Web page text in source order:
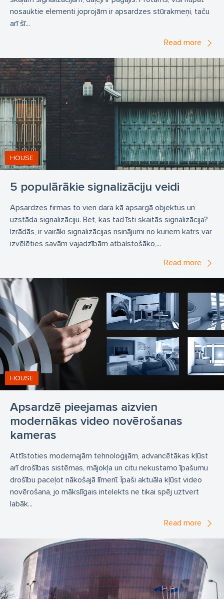
nosauktie elementi joprojām ir apsardzes stūrakmeņi, taču
arī šī...
Read more
5 populārākie signalizāciju veidi
HOUSE
Apsardzes firmas to vien dara kā apsargā objektus un
uzstāda signalizāciju. Bet, kas tad īsti skaitās signalizācija?
Izrādās, ir vairāki signalizācijas risinājumi no kuriem katrs var
izvēlēties savām vajadzībām atbalstošāko,...
Read more
Apsardzē pieejamas aizvien
modernākas video novērošanas
kameras
HOUSE
Attīstoties modernajām tehnoloģijām, advancētākas kļūst
arī drošības sistēmas, mājokļa un citu nekustamo īpašumu
drošību paceļot nākošajā līmenī. Īpaši aktuāla kļūst video
novērošana, jo mākslīgais intelekts ne tikai spēj uztvert
labāk...
Read more